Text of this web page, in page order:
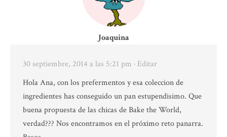
Joaquina
30 septiembre, 2014 a las 5:21 pm · Editar
Hola Ana, con los prefermentos y esa coleccion de
ingredientes has conseguido un pan estupendisimo. Que
buena propuesta de las chicas de Bake the World,
verdad??? Nos encontramos en el próximo reto panarra.